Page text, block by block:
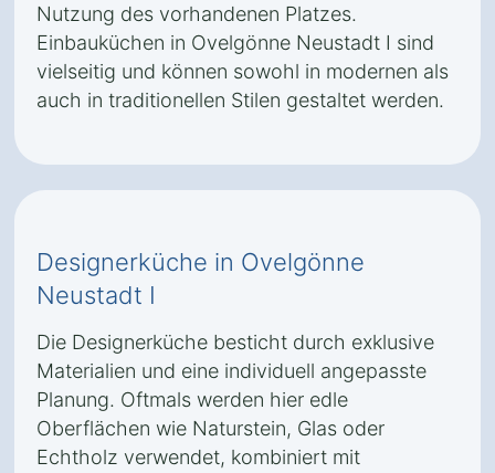
Nutzung des vorhandenen Platzes.
Einbauküchen in Ovelgönne Neustadt I sind
vielseitig und können sowohl in modernen als
auch in traditionellen Stilen gestaltet werden.
Designerküche in Ovelgönne
Neustadt I
Die Designerküche besticht durch exklusive
Materialien und eine individuell angepasste
Planung. Oftmals werden hier edle
Oberflächen wie Naturstein, Glas oder
Echtholz verwendet, kombiniert mit